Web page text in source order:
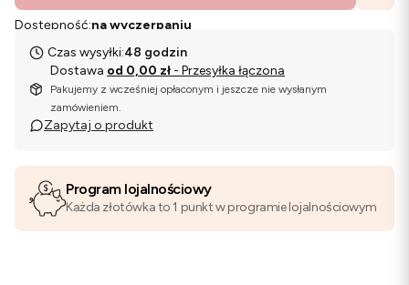
Dostępność:na wyczerpaniu
Czas wysyłki:48 godzin
Dostawa od 0,00 zł - Przesyłka łączona
Pakujemy z wcześniej opłaconym i jeszcze nie wysłanym
zamówieniem.
Zapytaj o produkt
Program lojalnościowy
Każda złotówka to 1 punkt w programie lojalnościowym